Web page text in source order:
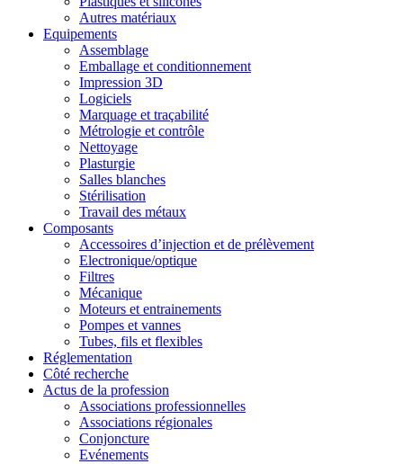
Autres matériaux
Equipements
Assemblage
Emballage et conditionnement
Impression 3D
Logiciels
Marquage et traçabilité
Métrologie et contrôle
Nettoyage
Plasturgie
Salles blanches
Stérilisation
Travail des métaux
Composants
Accessoires d’injection et de prélèvement
Electronique/optique
Filtres
Mécanique
Moteurs et entrainements
Pompes et vannes
Tubes, fils et flexibles
Réglementation
Côté recherche
Actus de la profession
Associations professionnelles
Associations régionales
Conjoncture
Evénements